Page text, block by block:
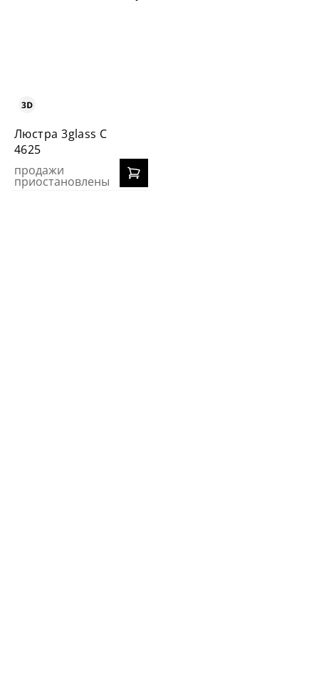
Люстра 3glass С
4625
продажи
приостановлены